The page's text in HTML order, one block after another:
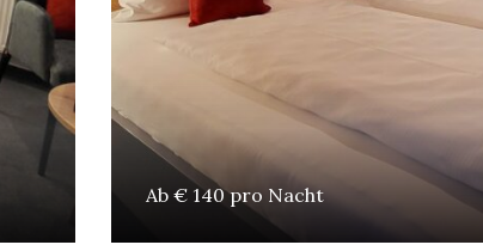
Ab € 140 pro Nacht